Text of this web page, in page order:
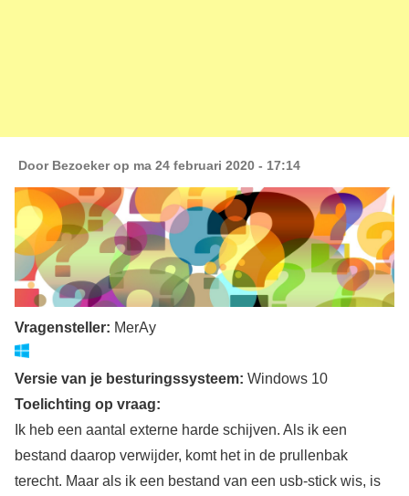
Door Bezoekerop ma 24 februari 2020 - 17:14
Vragensteller: MerAy
Versie van je besturingssysteem: Windows 10
Toelichting op vraag:
Ik heb een aantal externe harde schijven. Als ik een
bestand daarop verwijder, komt het in de prullenbak
terecht. Maar als ik een bestand van een usb-stick wis, is